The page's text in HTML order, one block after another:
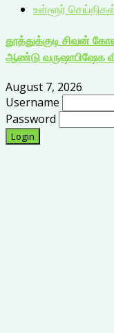
உள்ளூர்
தூத்துக்குடி சிவன்
ஆண்டு வருஷாபிஷேக
August 7, 2026
Username
Password